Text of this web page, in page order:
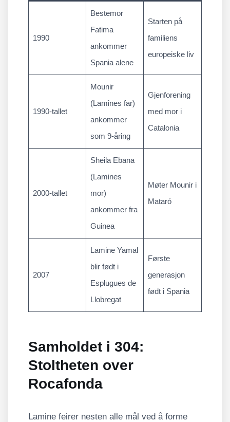
1990
Bestemor
Fatima
ankommer
Spania alene
Starten på
familiens
europeiske liv
1990-tallet
Mounir
(Lamines far)
ankommer
som 9-åring
Gjenforening
med mor i
Catalonia
2000-tallet
Sheila Ebana
(Lamines
mor)
ankommer fra
Guinea
Møter Mounir i
Mataró
2007
Lamine Yamal
blir født i
Esplugues de
Llobregat
Første
generasjon
født i Spania
Samholdet i 304:
Stoltheten over
Rocafonda
Lamine feirer nesten alle mål ved å forme